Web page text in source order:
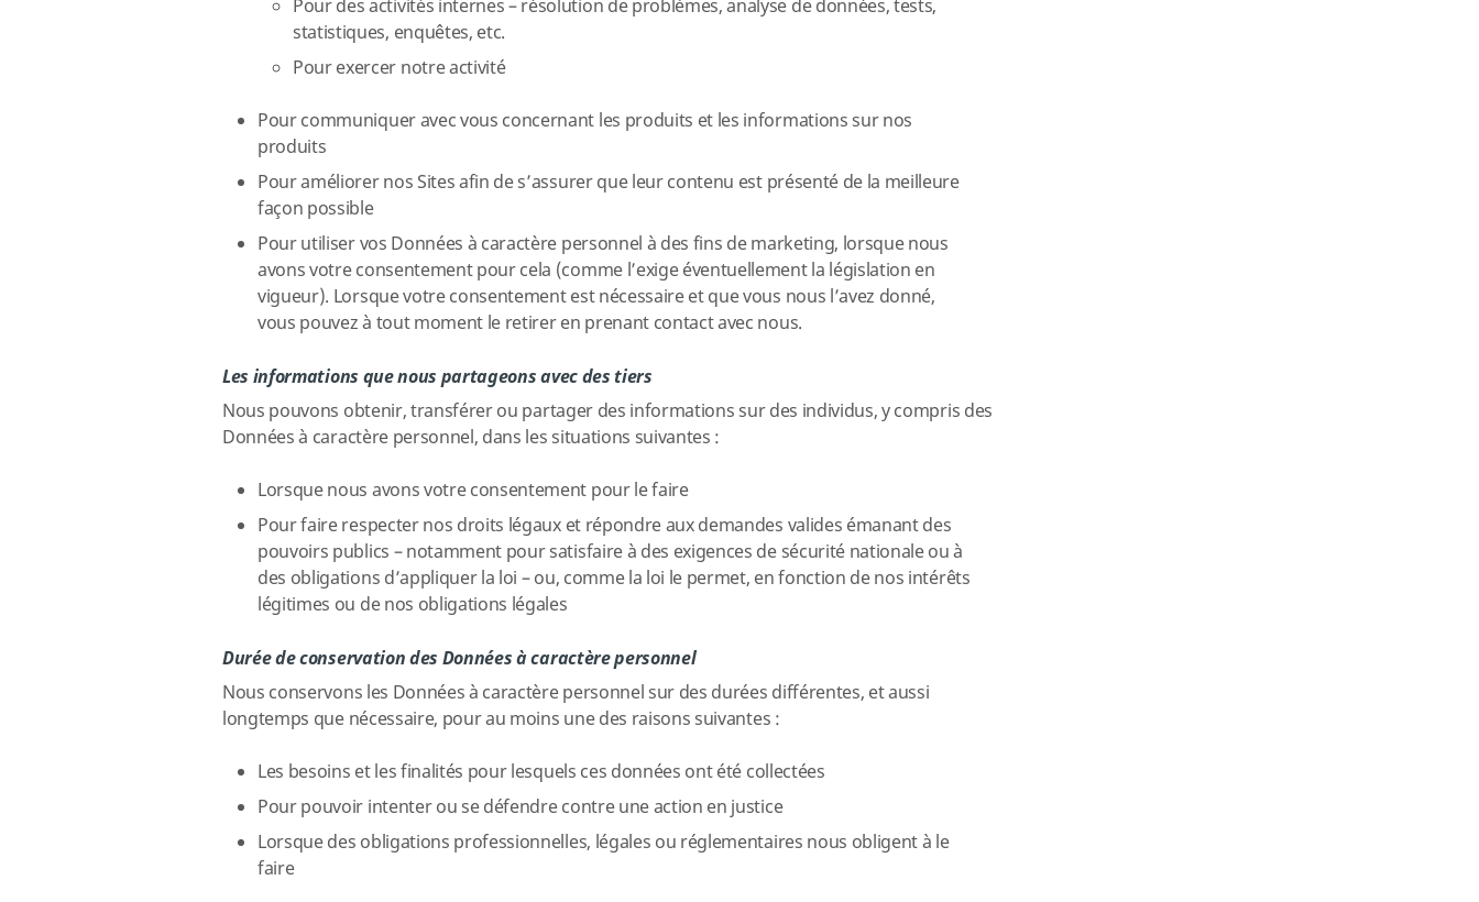
Pour des activités internes – résolution de problèmes, analyse de données, tests,
statistiques, enquêtes, etc.
Pour exercer notre activité
Pour communiquer avec vous concernant les produits et les informations sur nos
produits
Pour améliorer nos Sites afin de s’assurer que leur contenu est présenté de la meilleure
façon possible
Pour utiliser vos Données à caractère personnel à des fins de marketing, lorsque nous
avons votre consentement pour cela (comme l’exige éventuellement la législation en
vigueur). Lorsque votre consentement est nécessaire et que vous nous l’avez donné,
vous pouvez à tout moment le retirer en prenant contact avec nous.
Les informations que nous partageons avec des tiers
Nous pouvons obtenir, transférer ou partager des informations sur des individus, y compris des
Données à caractère personnel, dans les situations suivantes :
Lorsque nous avons votre consentement pour le faire
Pour faire respecter nos droits légaux et répondre aux demandes valides émanant des
pouvoirs publics – notamment pour satisfaire à des exigences de sécurité nationale ou à
des obligations d’appliquer la loi – ou, comme la loi le permet, en fonction de nos intérêts
légitimes ou de nos obligations légales
Durée de conservation des Données à caractère personnel
Nous conservons les Données à caractère personnel sur des durées différentes, et aussi
longtemps que nécessaire, pour au moins une des raisons suivantes :
Les besoins et les finalités pour lesquels ces données ont été collectées
Pour pouvoir intenter ou se défendre contre une action en justice
Lorsque des obligations professionnelles, légales ou réglementaires nous obligent à le
faire